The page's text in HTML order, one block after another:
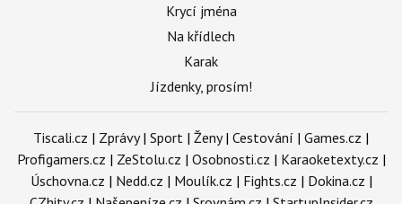
Krycí jména
Na křídlech
Karak
Jízdenky, prosím!
Tiscali.cz | Zprávy| Sport | Ženy| Cestování | Games.cz |
Profigamers.cz | ZeStolu.cz | Osobnosti.cz | Karaoketexty.cz |
Úschovna.cz | Nedd.cz | Moulík.cz | Fights.cz | Dokina.cz |